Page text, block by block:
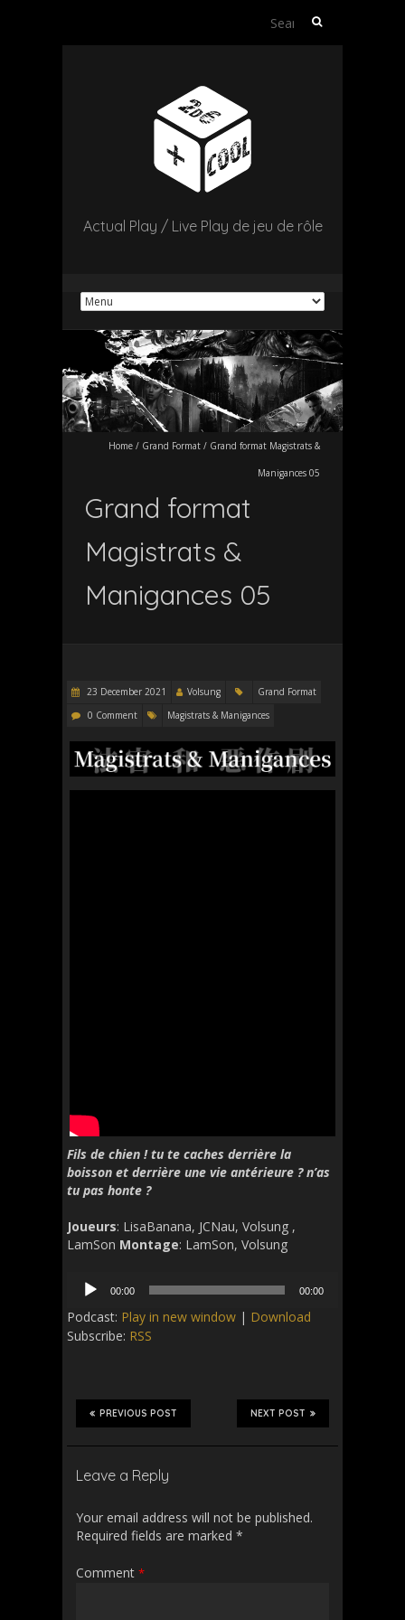
Search
Actual Play / Live Play de jeu de rôle
Home / Grand Format / Grand format Magistrats &
Manigances 05
Grand format
Magistrats &
Manigances 05
23 December 2021 Volsung
Grand Format
0 Comment
Magistrats & Manigances
Fils de chien ! tu te caches derrière la
boisson et derrière une vie antérieure ? n’as
tu pas honte ?
Joueurs: LisaBanana, JCNau, Volsung ,
LamSon Montage: LamSon, Volsung
Audio
Player
00:00 00:00
Podcast: Play in new window | Download
Subscribe: RSS
NEXT POST
PREVIOUS POST
Leave a Reply
Your email address will not be published.
Required fields are marked *
Comment *